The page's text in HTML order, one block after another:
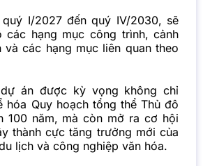
I/2027 đến quý IV/2030, sẽ
hạng mục công trình, cảnh
và các hạng mục liên quan theo
án được kỳ vọng không chỉ
hóa Quy hoạch tổng thể Thủ đô
100 năm, mà còn mở ra cơ hội
thành cực tăng trưởng mới của
lịch và công nghiệp văn hóa.